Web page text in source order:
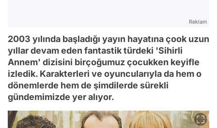
Reklam
2003 yılında başladığı yayın hayatına çook uzun
yıllar devam eden fantastik türdeki 'Sihirli
Annem' dizisini birçoğumuz çocukken keyifle
izledik. Karakterleri ve oyuncularıyla da hem o
dönemlerde hem de şimdilerde sürekli
gündemimizde yer alıyor.